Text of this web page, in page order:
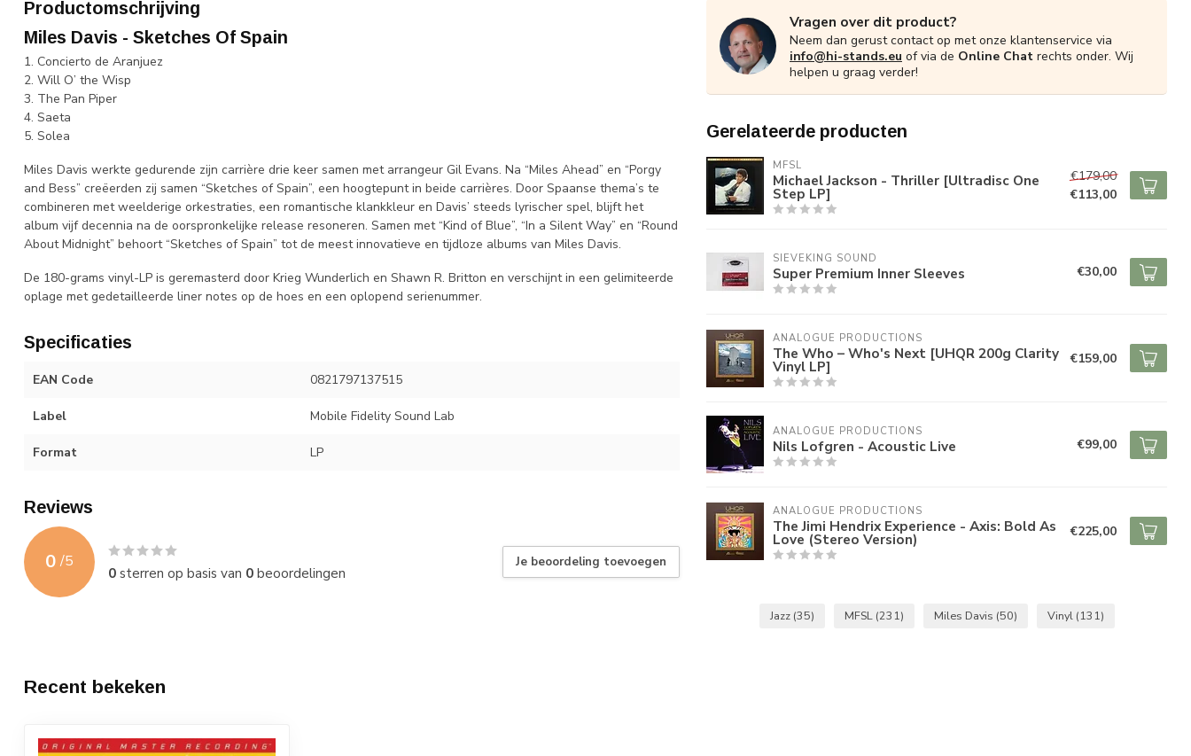
Productomschrijving
Miles Davis - Sketches Of Spain
1. Concierto de Aranjuez
2. Will O’ the Wisp
3. The Pan Piper
4. Saeta
5. Solea
Miles Davis werkte gedurende zijn carrière drie keer samen met arrangeur Gil Evans. Na “Miles Ahead” en “Porgy
and Bess” creëerden zij samen “Sketches of Spain”, een hoogtepunt in beide carrières. Door Spaanse thema’s te
combineren met weelderige orkestraties, een romantische klankkleur en Davis’ steeds lyrischer spel, blijft het
album vijf decennia na de oorspronkelijke release resoneren. Samen met “Kind of Blue”, “In a Silent Way” en “Round
About Midnight” behoort “Sketches of Spain” tot de meest innovatieve en tijdloze albums van Miles Davis.
De 180-grams vinyl-LP is geremasterd door Krieg Wunderlich en Shawn R. Britton en verschijnt in een gelimiteerde
oplage met gedetailleerde liner notes op de hoes en een oplopend serienummer.
Specificaties
EAN Code 0821797137515
Label Mobile Fidelity Sound Lab
Format LP
Reviews
0 /5
0sterren op basis van 0beoordelingen
Je beoordeling toevoegen
Vragen over dit product?
Neem dan gerust contact op met onze klantenservice via
info@hi-stands.eu of via de Online Chat rechts onder. Wij
helpen u graag verder!
Gerelateerde producten
MFSL
Michael Jackson - Thriller [Ultradisc One
Step LP]
€179,00
€113,00
SIEVEKING SOUND
Super Premium Inner Sleeves €30,00
ANALOGUE PRODUCTIONS
The Who – Who's Next [UHQR 200g Clarity
Vinyl LP] €159,00
ANALOGUE PRODUCTIONS
Nils Lofgren - Acoustic Live €99,00
ANALOGUE PRODUCTIONS
The Jimi Hendrix Experience - Axis: Bold As
Love (Stereo Version) €225,00
Jazz (35) MFSL (231) Miles Davis (50) Vinyl (131)
Recent bekeken